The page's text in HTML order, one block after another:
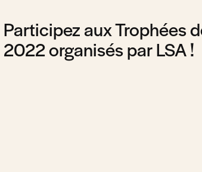
Participez aux Trophées
2022 organisés par LSA !